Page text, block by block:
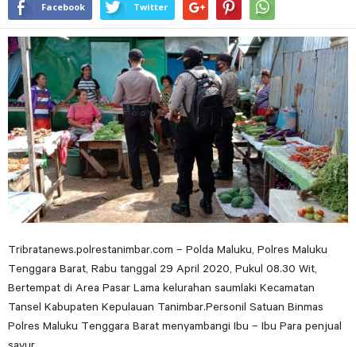
Facebook Twitter
Tribratanews.polrestanimbar.com – Polda Maluku, Polres Maluku
Tenggara Barat, Rabu tanggal 29 April 2020, Pukul 08.30 Wit,
Bertempat di Area Pasar Lama kelurahan saumlaki Kecamatan
Tansel Kabupaten Kepulauan Tanimbar.Personil Satuan Binmas
Polres Maluku Tenggara Barat menyambangi Ibu – Ibu Para penjual